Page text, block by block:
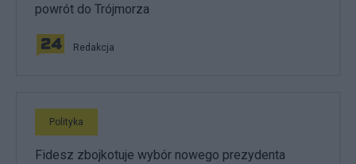
powrót do Trójmorza
Redakcja
Polityka
Fidesz zbojkotuje wybór nowego prezydenta